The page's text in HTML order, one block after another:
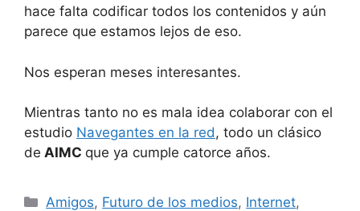
hace falta codificar todos los contenidos y aún
parece que estamos lejos de eso.
Nos esperan meses interesantes.
Mientras tanto no es mala idea colaborar con el
estudio Navegantes en la red, todo un clásico
de AIMC que ya cumple catorce años.
Categorías
Amigos, Futuro de los medios, Internet,